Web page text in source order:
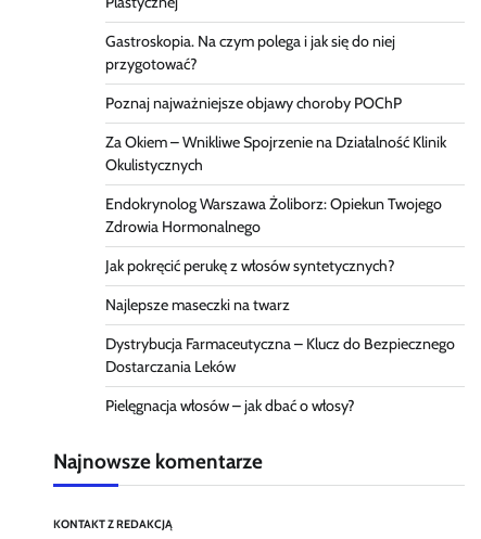
Gastroskopia. Na czym polega i jak się do niej
przygotować?
Poznaj najważniejsze objawy choroby POChP
Za Okiem – Wnikliwe Spojrzenie na Działalność Klinik
Okulistycznych
Endokrynolog Warszawa Żoliborz: Opiekun Twojego
Zdrowia Hormonalnego
Jak pokręcić perukę z włosów syntetycznych?
Najlepsze maseczki na twarz
Dystrybucja Farmaceutyczna – Klucz do Bezpiecznego
Dostarczania Leków
Pielęgnacja włosów – jak dbać o włosy?
Najnowsze komentarze
KONTAKT Z REDAKCJĄ